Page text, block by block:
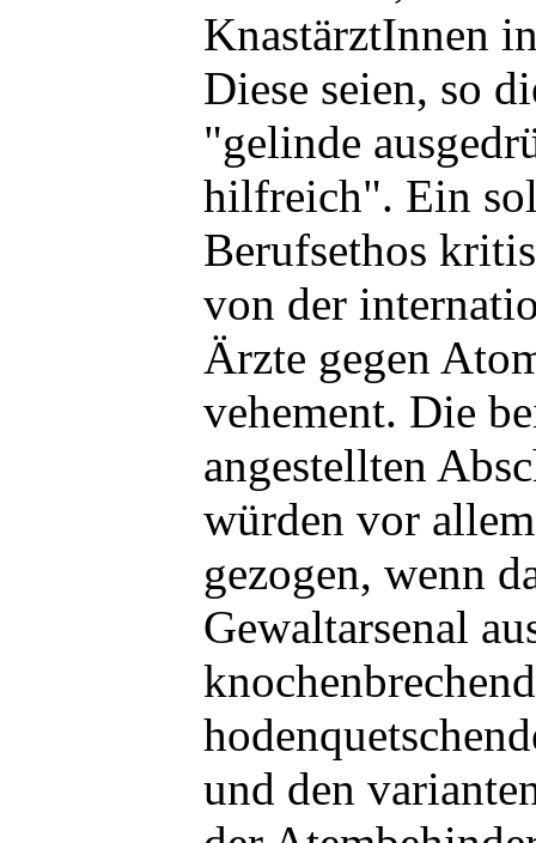
KnastärztInnen
Diese seien, so
"gelinde
hilfreich". Ein
Berufsethos
von der
Ärzte gegen
vehement. Die
angestellten
würden vor
gezogen, wenn
Gewaltarsenal
und den